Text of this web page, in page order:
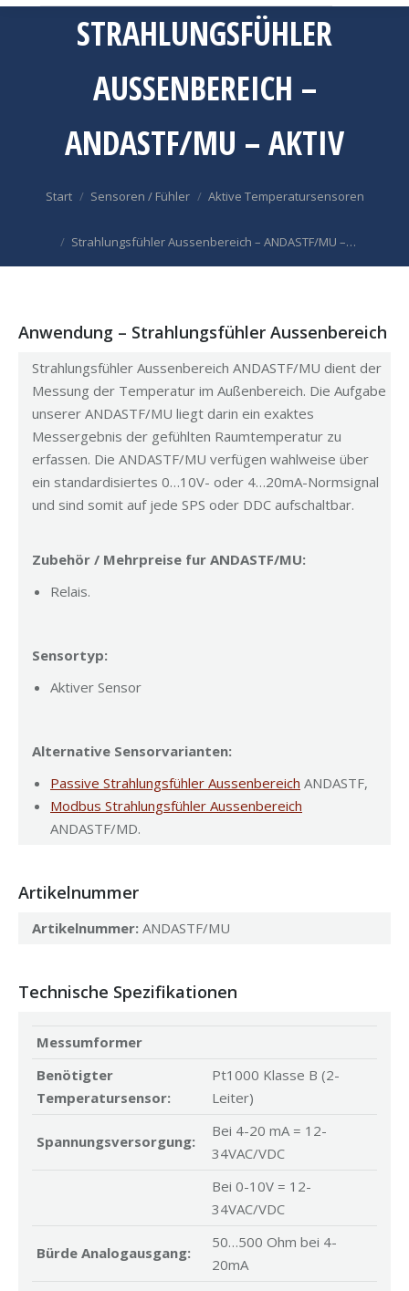
STRAHLUNGSFÜHLER
AUSSENBEREICH –
ANDASTF/MU – AKTIV
Start Sensoren / Fühler Aktive Temperatursensoren
Strahlungsfühler Aussenbereich – ANDASTF/MU –…
Anwendung – Strahlungsfühler Aussenbereich
Strahlungsfühler Aussenbereich ANDASTF/MU dient der
Messung der Temperatur im Außenbereich. Die Aufgabe
unserer ANDASTF/MU liegt darin ein exaktes
Messergebnis der gefühlten Raumtemperatur zu
erfassen. Die ANDASTF/MU verfügen wahlweise über
ein standardisiertes 0…10V- oder 4…20mA-Normsignal
und sind somit auf jede SPS oder DDC aufschaltbar.
Zubehör / Mehrpreise fur ANDASTF/MU:
Relais.
Sensortyp:
Aktiver Sensor
Alternative Sensorvarianten:
Passive Strahlungsfühler Aussenbereich ANDASTF,
Modbus Strahlungsfühler Aussenbereich
ANDASTF/MD.
Artikelnummer
Artikelnummer: ANDASTF/MU
Technische Spezifikationen
Messumformer
Benötigter
Temperatursensor:
Pt1000 Klasse B (2-
Leiter)
Spannungsversorgung:
Bei 4-20 mA = 12-
34VAC/VDC
Bei 0-10V = 12-
34VAC/VDC
Bürde Analogausgang:
50…500 Ohm bei 4-
20mA